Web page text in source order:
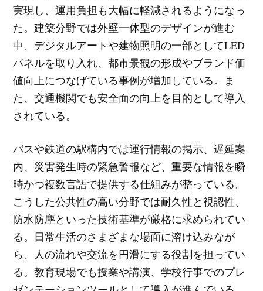
実現し、運用負担も大幅に軽減されるようになっ
た。建築分野では外壁一体型のデザインが進む
中、デジタルアートや建物照明の一部としてLED
パネルを取り入れ、都市景観の形成やブランド価
値向上につなげている事例が増加している。ま
た、交通機関でも安全面の向上を目的として導入
されている。
バスや鉄道の駅構内では運行情報の掲示、遅延案
内、災害発生時の緊急警報など、重要な情報を瞬
時かつ複数言語で提供する仕組みが整っている。
こうした公共性の高い分野では耐久性と視認性、
防水防塵といった技術基準が厳格に求められてい
る。日常生活のさまざまな場面に溶け込みなが
ら、人の流れや交流を円滑にする役割を担ってい
る。教育現場でも授業や講演、学校行事でのプレ